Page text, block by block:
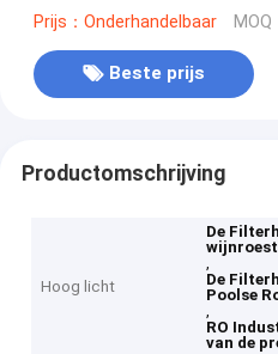
voor Wijn
Prijs：Onderhandelbaar MOQ
Beste prijs
Productomschrijving
Hoog licht
De
,
De
Poolse
,
RO
van de